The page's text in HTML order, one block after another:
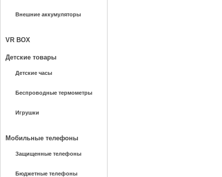
Внешние аккумуляторы
VR BOX
Детские товары
Детские часы
Беспроводные термометры
Игрушки
Мобильные телефоны
Защищенные телефоны
Бюджетные телефоны